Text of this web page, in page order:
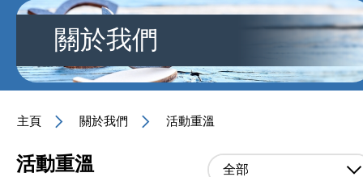
關於我們
主頁 關於我們 活動重溫
活動重溫 全部